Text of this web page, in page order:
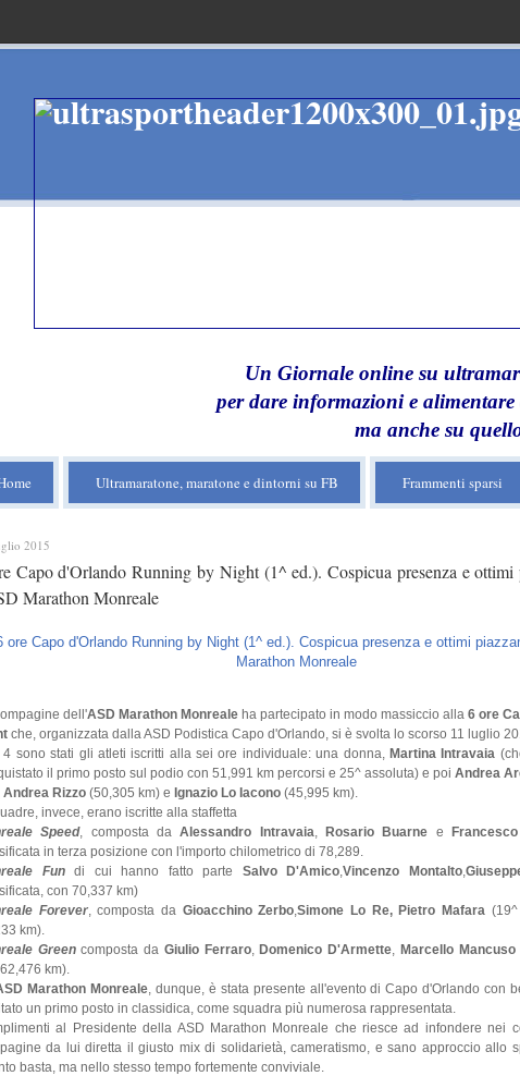
Un Giornale online su
per dare informazioni e
ma anche su
Ultramaratone, maratone e dintorni su FB Frammenti sparsi
2015
Capo d'Orlando Running by Night (1^ ed.). Cospicua presenza e ottimi
Marathon Monreale
dell'ASD Marathon Monreale ha partecipato in modo massiccio alla 6 ore
che, organizzata dalla ASD Podistica Capo d'Orlando, si è svolta lo scorso 11 luglio
4 sono stati gli atleti iscritti alla sei ore individuale: una donna, Martina Intravaia
il primo posto sul podio con 51,991 km percorsi e 25^ assoluta) e poi Andrea
Andrea Rizzo (50,305 km) e Ignazio Lo Iacono (45,995 km).
invece, erano iscritte alla staffetta
Speed, composta daAlessandro Intravaia, Rosario Buarne e
in terza posizione con l'importo chilometrico di 78,289.
Fundi cui hanno fatto parte Salvo D'Amico,Vincenzo Montalto,
con 70,337 km)
Forever, composta da Gioacchino Zerbo,Simone Lo Re, Pietro Mafara
km).
Greencomposta da Giulio Ferraro, Domenico D'Armette, Marcello Mancuso
km).
Marathon Monreale, dunque, è stata presente all'evento di Capo d'Orlando con
un primo posto in classidica, come squadra più numerosa rappresentata.
al Presidente della ASD Marathon Monreale che riesce ad infondere nei
da lui diretta il giusto mix di solidarietà, cameratismo, e sano approccio allo
basta, ma nello stesso tempo fortemente conviviale.